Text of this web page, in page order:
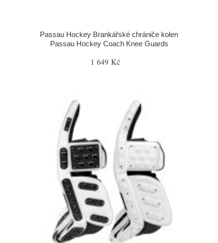
Passau Hockey Brankářské chrániče kolen
Passau Hockey Coach Knee Guards
1 649 Kč